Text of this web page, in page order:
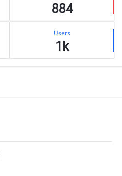
884
Users
1k